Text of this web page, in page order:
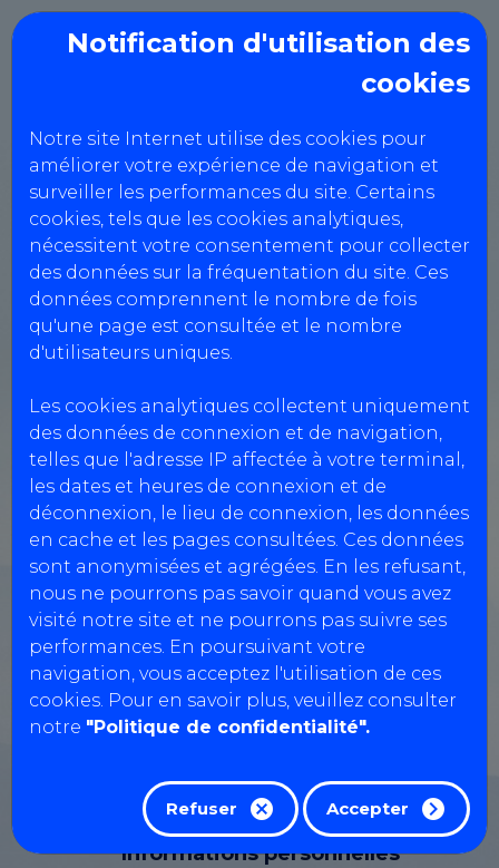
Notification d'utilisation des
cookies
Notre site Internet utilise des cookies pour
améliorer votre expérience de navigation et
surveiller les performances du site. Certains
cookies, tels que les cookies analytiques,
nécessitent votre consentement pour collecter
des données sur la fréquentation du site. Ces
données comprennent le nombre de fois
qu'une page est consultée et le nombre
d'utilisateurs uniques.
Les cookies analytiques collectent uniquement
des données de connexion et de navigation,
telles que l'adresse IP affectée à votre terminal,
les dates et heures de connexion et de
déconnexion, le lieu de connexion, les données
en cache et les pages consultées. Ces données
sont anonymisées et agrégées. En les refusant,
nous ne pourrons pas savoir quand vous avez
visité notre site et ne pourrons pas suivre ses
performances. En poursuivant votre
navigation, vous acceptez l'utilisation de ces
cookies. Pour en savoir plus, veuillez consulter
notre "Politique de confidentialité".
Refuser Accepter
CIT VdA
Création de client en compte
Informations société
Type de prestation *
VL
Nom de la société *
Numéro TVA
SIRET
Informations personnelles